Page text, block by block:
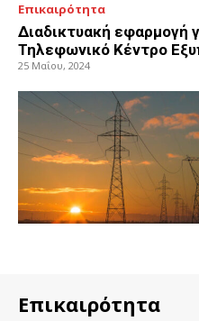
Επικαιρότητα
Διαδικτυακή εφαρμογή
Τηλεφωνικό Κέντρο
25 Μαΐου, 2024
Επικαιρότητα